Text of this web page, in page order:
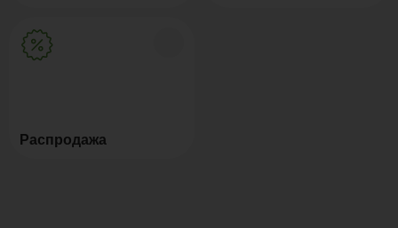
Распродажа